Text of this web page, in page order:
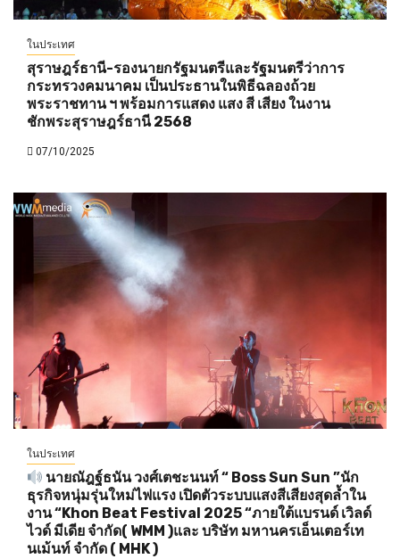
ในประเทศ
สุราษฎร์ธานี-รองนายกรัฐมนตรีและรัฐมนตรีว่าการ
กระทรวงคมนาคม เป็นประธานในพิธีฉลองถ้วย
พระราชทาน ฯ พร้อมการแสดง แสง สี เสียง ในงาน
ชักพระสุราษฎร์ธานี 2568
07/10/2025
ในประเทศ
นายณัฎฐ์ธนัน วงศ์เตชะนนท์ “ Boss Sun Sun ”นัก
ธุรกิจหนุ่มรุ่นใหม่ไฟแรง เปิดตัวระบบแสงสีเสียงสุดล้ำใน
งาน “Khon Beat Festival 2025 “ภายใต้แบรนด์ เวิลด์
ไวด์ มีเดีย จำกัด( WMM )และ บริษัท มหานครเอ็นเตอร์เท
นเม้นท์ จำกัด ( MHK )